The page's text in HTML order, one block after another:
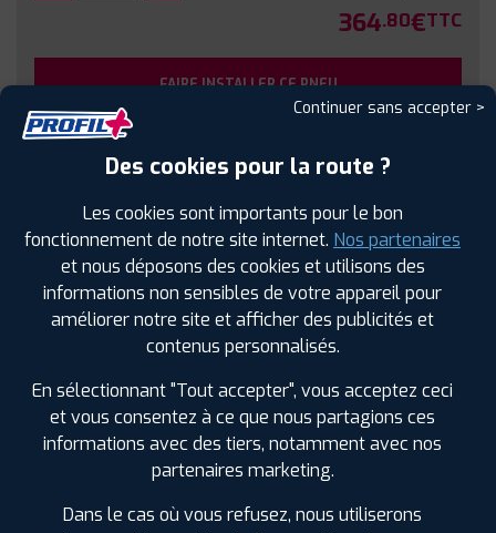
364.80€TTC
FAIRE INSTALLER CE PNEU
Sous réserve de disponibilité en agence
SPÉCIFICATIONS AVIS CLIENTS ÉTIQUETAGE
Étiquetage
Continuer sans accepter >
Des cookies pour la route ?
Les cookies sont importants pour le bon
fonctionnement de notre site internet. Nos partenaires
et nous déposons des cookies et utilisons des
informations non sensibles de votre appareil pour
améliorer notre site et afficher des publicités et
contenus personnalisés.
En sélectionnant "Tout accepter", vous acceptez ceci
et vous consentez à ce que nous partagions ces
informations avec des tiers, notamment avec nos
partenaires marketing.
Dans le cas où vous refusez, nous utiliserons